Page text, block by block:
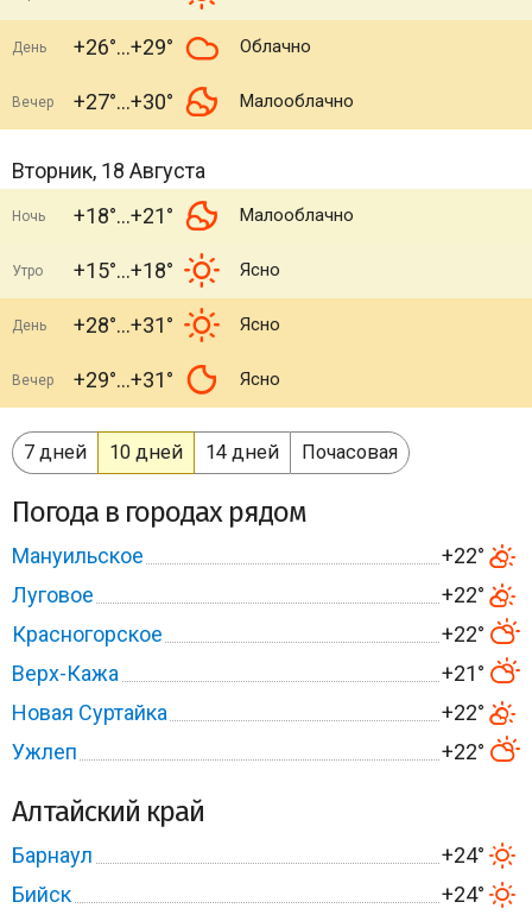
День +26° +29° Облачно
Вечер +27° +30° Малооблачно
Вторник, 18 Августа
Ночь +18° +21° Малооблачно
Утро +15° +18° Ясно
День +28° +31° Ясно
Вечер +29° +31° Ясно
7 дней 10 дней 14 дней Почасовая
Погода в городах рядом
Мануильское
+22°
Луговое
+22°
Красногорское
+22°
Верх-Кажа
+21°
Новая Суртайка
+22°
Ужлеп
+22°
Алтайский край
Барнаул
+24°
Бийск
+24°